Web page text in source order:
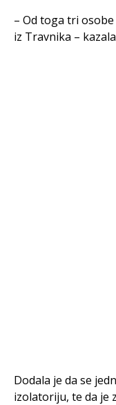
– Od toga tri osobe
iz Travnika –
Dodala je da se
izolatoriju, te da je